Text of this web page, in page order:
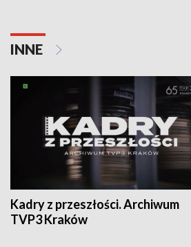
INNE
Kadry z przeszłości. Archiwum
TVP3 Kraków